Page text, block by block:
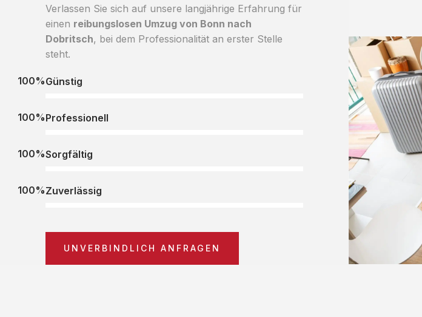
Verlassen Sie sich auf unsere langjährige Erfahrung für
einen reibungslosen Umzug von Bonn nach
Dobritsch, bei dem Professionalität an erster Stelle
steht.
Günstig
100%
Professionell
100%
Sorgfältig
100%
Zuverlässig
100%
UNVERBINDLICH ANFRAGEN